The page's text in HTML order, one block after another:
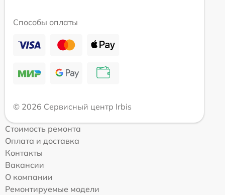
Способы оплаты
© 2026 Сервисный центр Irbis
Стоимость ремонта
Оплата и доставка
Контакты
Вакансии
О компании
Ремонтируемые модели